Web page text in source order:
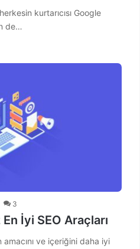
kurtarıcısı Google
de…
3
İyi SEO Araçları
ve içeriğini daha iyi